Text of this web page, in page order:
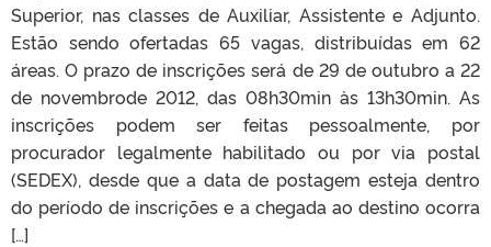
Superior, nas classes de Auxiliar, Assistente e Adjunto.
Estão sendo ofertadas 65 vagas, distribuídas em 62
áreas. O prazo de inscrições será de 29 de outubro a 22
de novembrode 2012, das 08h30min às 13h30min. As
inscrições podem ser feitas pessoalmente, por
procurador legalmente habilitado ou por via postal
(SEDEX), desde que a data de postagem esteja dentro
do período de inscrições e a chegada ao destino ocorra
[…]